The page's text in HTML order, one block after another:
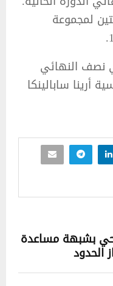
لمجموعة
نصف النهائي
أرينا سابالينكا
بشبهة مساعدة
الحدود